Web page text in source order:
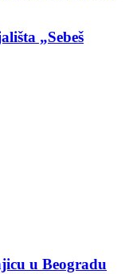
„Sebeš
u Beogradu